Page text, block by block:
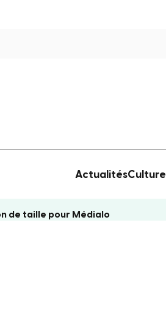
ActualitésCulture
de taille pour Médialo